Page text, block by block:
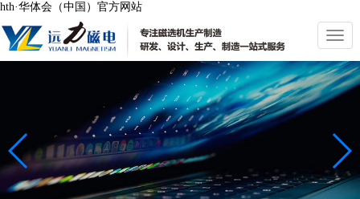
hth·华体会（中国）官方网站
切
换
导
航